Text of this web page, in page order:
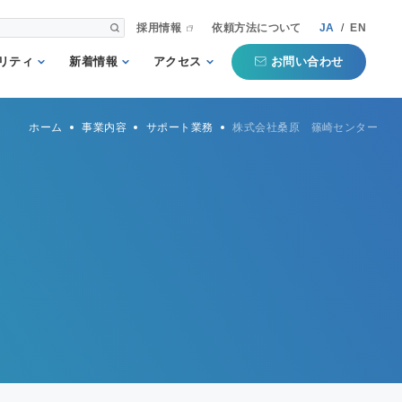
採用情報 依頼方法について JA / EN
ティ
れる第三者
新着情報
重要
アクセス
国内事業所
お問い合わせ
ホーム 事業内容 サポート業務 株式会社桑原 篠崎センター